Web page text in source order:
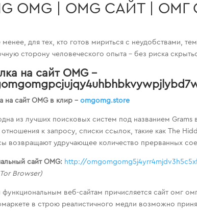
OMG | OMG САЙТ |
менее, для тех, кто готов мириться с неудобствами,
сторону человеческого опыта – без риска
на сайт OMG –
на сайт OMG в клир –omgomg.store
из лучших поисковых систем под названием Grams
к запросу, списки ссылок, такие как The
возвращают удручающее количество прерванных
сайт OMG: http://
Browser)
функциональным веб-сайтам причисляется сайт омг
в строю реалистичного медли возможно